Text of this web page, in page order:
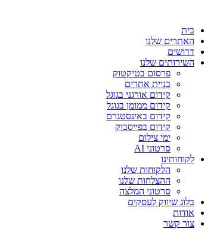
בית
האתרים שלנו
דרושים
השירותים שלנו
פרסום בטיקטוק
בניית אתרים
קידום אורגני בגוגל
קידום ממומן בגוגל
קידום באינסטגרם
קידום בפייסבוק
ימי צילום
סרטוני AI
לקוחותינו
הלקוחות שלנו
ההצלחות שלנו
סרטוני המלצה
בלוג שיווק לעסקים
אודות
צור קשר